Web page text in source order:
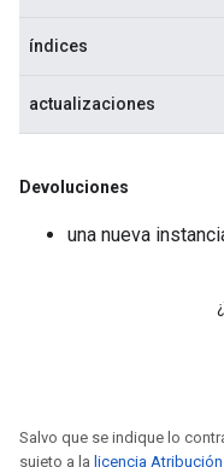
índices
actualizaciones
Devoluciones
una nueva
Salvo que se indique lo
sujeto a la licencia